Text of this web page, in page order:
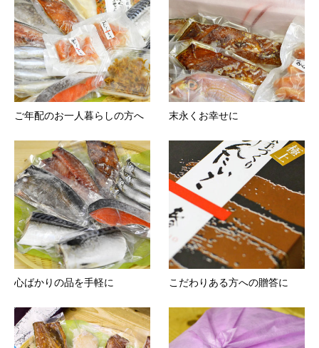
ご年配のお一人暮らしの方へ 末永くお幸せに
心ばかりの品を手軽に こだわりある方への贈答に